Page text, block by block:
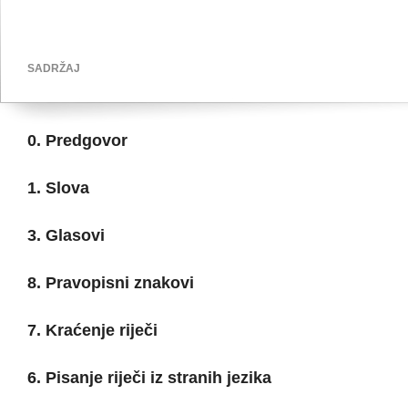
SADRŽAJ
0. Predgovor
1. Slova
3. Glasovi
8. Pravopisni znakovi
7. Kraćenje riječi
6. Pisanje riječi iz stranih jezika